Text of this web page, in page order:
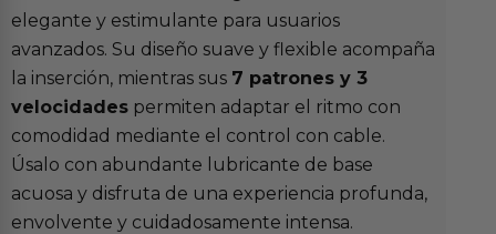
elegante y estimulante para usuarios
avanzados. Su diseño suave y flexible acompaña
la inserción, mientras sus 7 patrones y 3
velocidades permiten adaptar el ritmo con
comodidad mediante el control con cable.
Úsalo con abundante lubricante de base
acuosa y disfruta de una experiencia profunda,
envolvente y cuidadosamente intensa.